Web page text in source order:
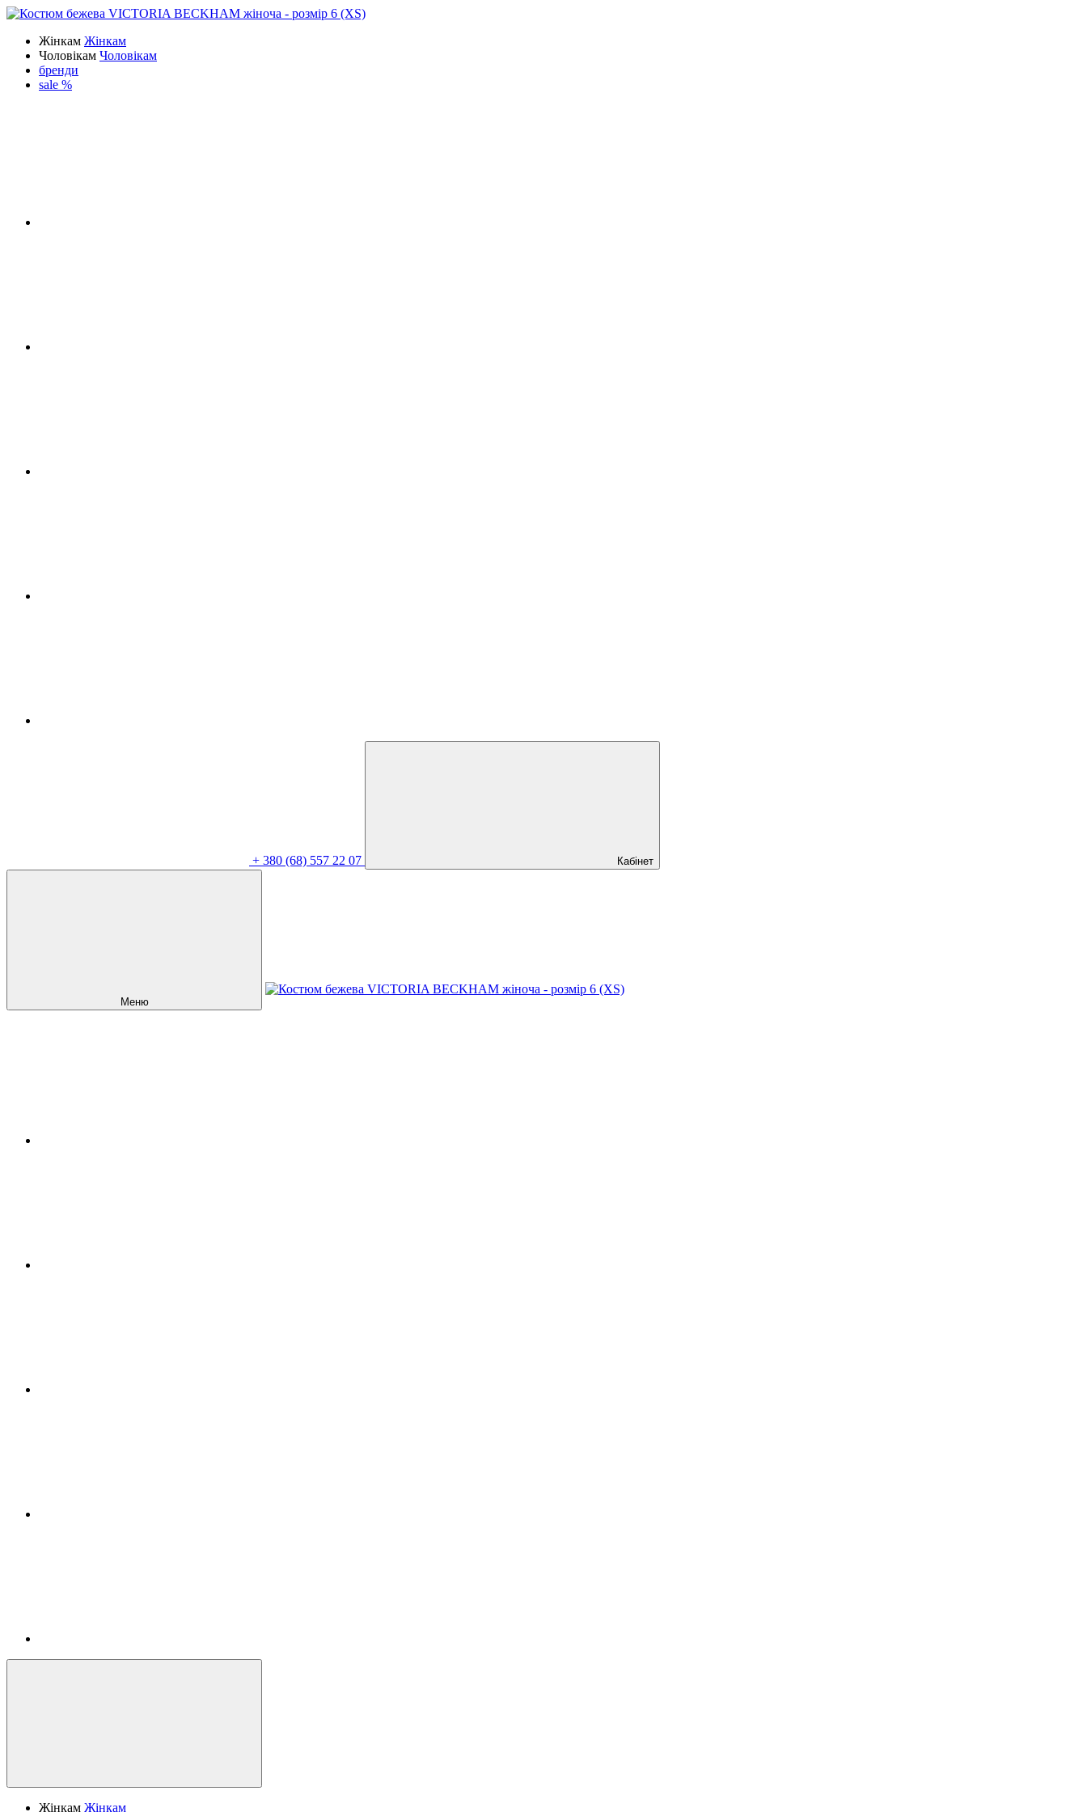
Жінкам Жінкам
Чоловікам Чоловікам
бренди
sale %
+ 380 (68) 557 22 07 Кабінет
Меню
Жінкам Жінкам